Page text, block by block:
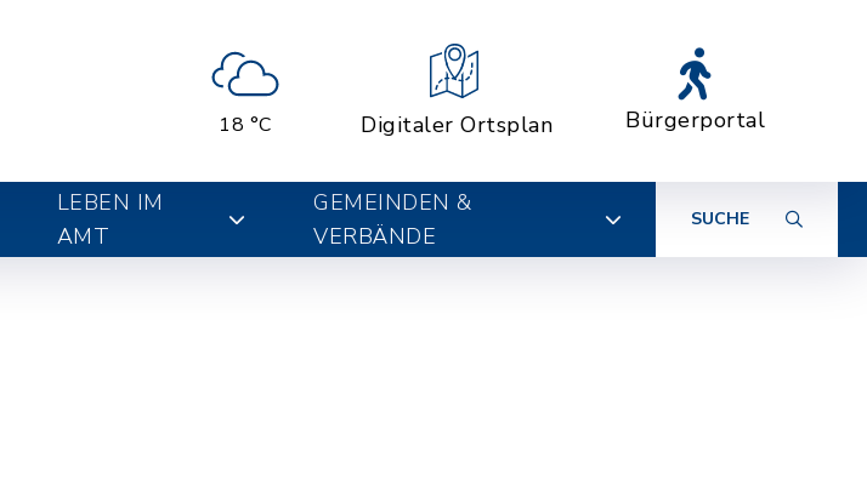
18 °C Digitaler Ortsplan Bürgerportal
LEBEN IM
AMT
GEMEINDEN &
VERBÄNDE
SUCHE